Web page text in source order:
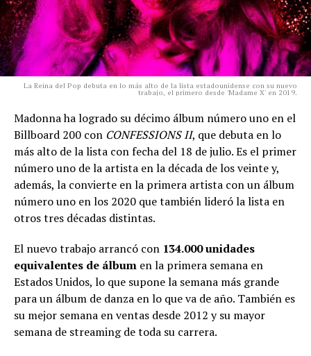
La Reina del Pop debuta en lo más alto de la lista estadounidense con su nuevo
trabajo, el primero desde 'Madame X' en 2019.
Madonna ha logrado su décimo álbum número uno en el
Billboard 200 con CONFESSIONS II, que debuta en lo
más alto de la lista con fecha del 18 de julio. Es el primer
número uno de la artista en la década de los veinte y,
además, la convierte en la primera artista con un álbum
número uno en los 2020 que también lideró la lista en
otros tres décadas distintas.
El nuevo trabajo arrancó con 134.000 unidades
equivalentes de álbum en la primera semana en
Estados Unidos, lo que supone la semana más grande
para un álbum de danza en lo que va de año. También es
su mejor semana en ventas desde 2012 y su mayor
semana de streaming de toda su carrera.